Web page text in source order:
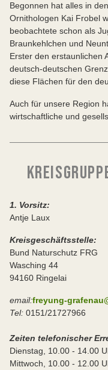
Begonnen hat alles in
Ornithologen Kai Frobel
beobachtete schon als
Braunkehlchen und
Erster den erstaunlichen
deutsch-deutschen
diese Flächen für den
Auch für unsere Region
wirtschaftliche und
1. Vorsitz:
Antje Laux
Kreisgeschäftsstelle:
Bund Naturschutz FRG
Wasching 44
94160 Ringelai
email:freyung-
Tel: 0151/21727966
Zeiten telefonischer
Dienstag, 10.00 - 14.00
Mittwoch, 10.00 - 12.00